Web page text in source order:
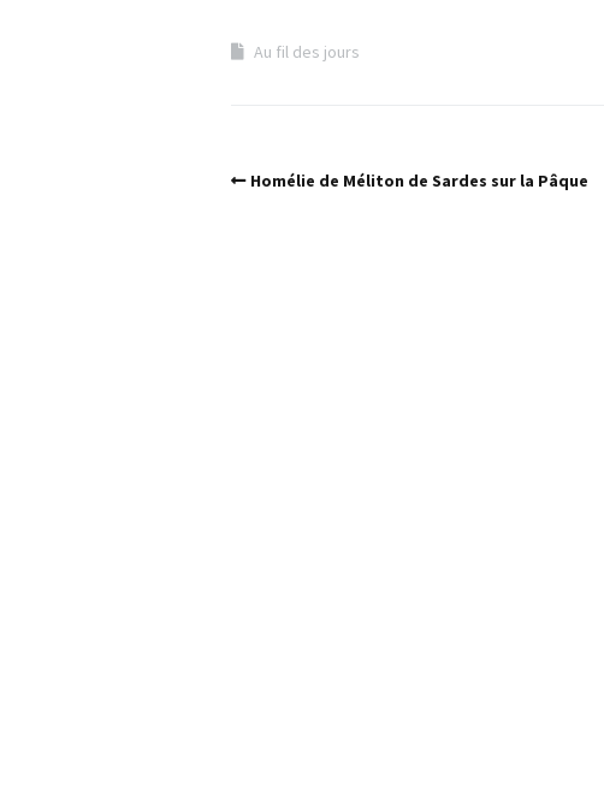
Au fil des jours
Homélie de Méliton de Sardes sur la Pâque